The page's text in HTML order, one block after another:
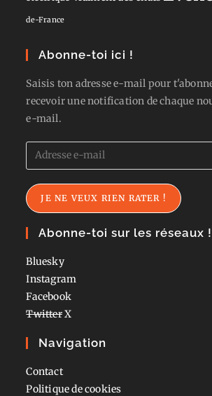
de-France
Abonne-toi ici !
Saisis ton adresse e-mail pour
recevoir une notification de chaque
e-mail.
Adresse
e-
mail
JE NE VEUX RIEN RATER !
Abonne-toi sur les réseaux !
Bluesky
Instagram
Facebook
TwitterX
Navigation
Contact
Politique de cookies